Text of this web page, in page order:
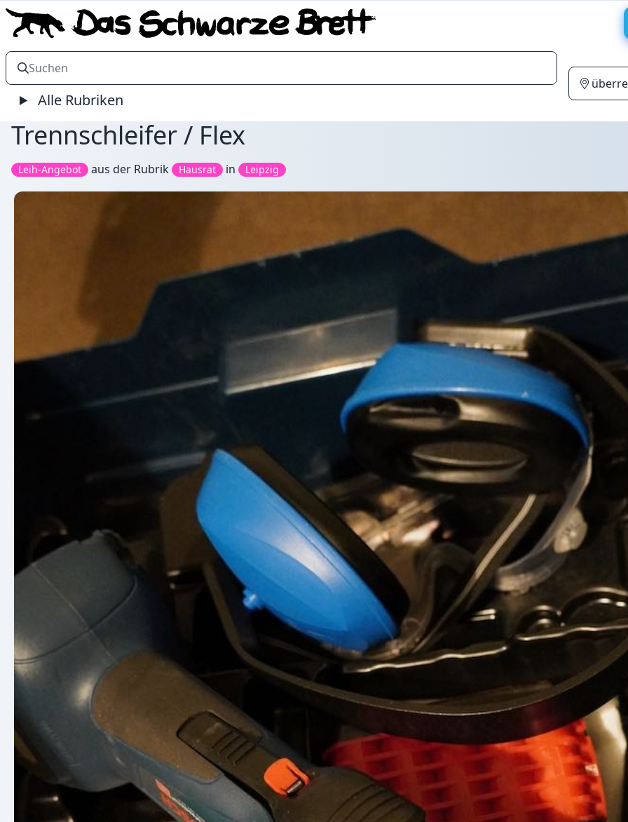
Alle Rubriken
Trennschleifer / Flex
Leih-Angebot aus der Rubrik Hausrat in Leipzig